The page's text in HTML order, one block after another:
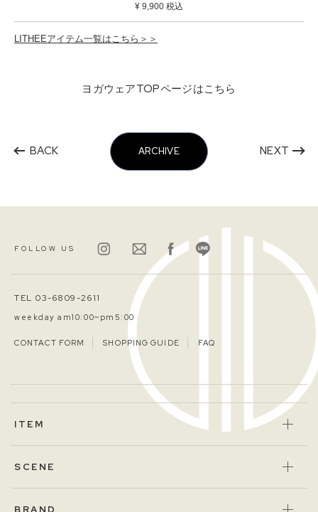
¥ 9,900 税込
LITHEEアイテム一覧はこちら＞＞
ヨガウェアTOPページはこちら
BACK ARCHIVE NEXT
FOLLOW US
TEL 03-6809-2611
weekday am10:00~pm5:00
CONTACT FORM SHOPPING GUIDE FAQ
ITEM
SCENE
BRAND